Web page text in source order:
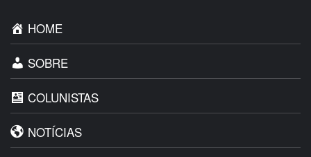
HOME
SOBRE
COLUNISTAS
NOTÍCIAS